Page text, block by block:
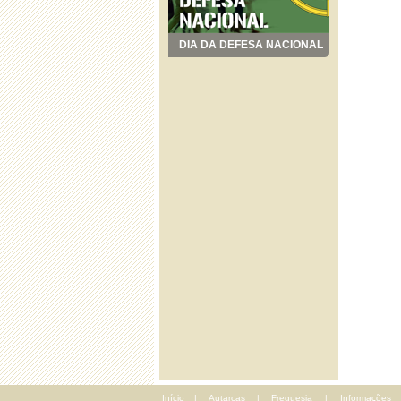
DIA DA DEFESA NACIONAL
Início | Autarcas | Freguesia | Informações